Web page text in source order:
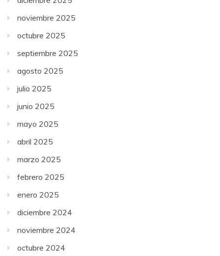
noviembre 2025
octubre 2025
septiembre 2025
agosto 2025
julio 2025
junio 2025
mayo 2025
abril 2025
marzo 2025
febrero 2025
enero 2025
diciembre 2024
noviembre 2024
octubre 2024